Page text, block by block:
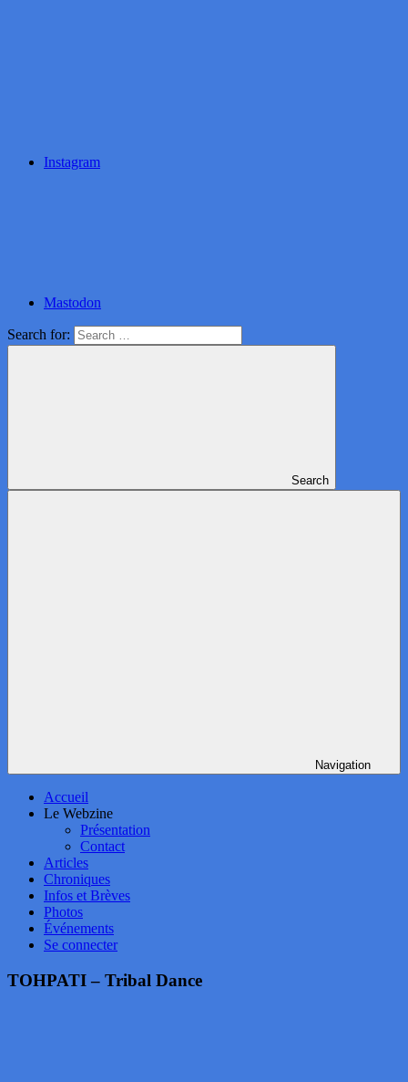
Instagram
Mastodon
Search for:
Search
Navigation
Accueil
Le Webzine
Présentation
Contact
Articles
Chroniques
Infos et Brèves
Photos
Événements
Se connecter
TOHPATI – Tribal Dance